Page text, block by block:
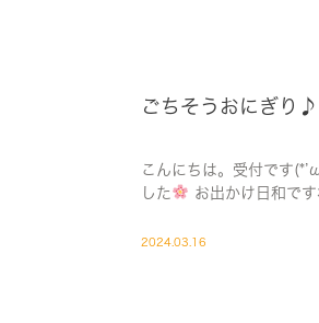
ごちそうおにぎり
こんにちは。受付です
した
お出かけ日和で
2024.03.16